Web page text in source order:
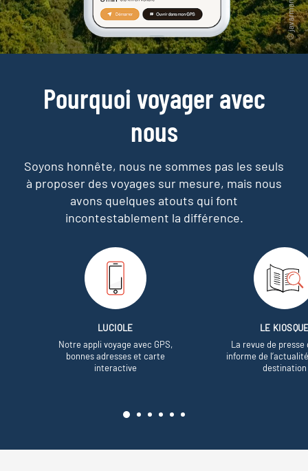
Pourquoi voyager avec
nous
Soyons honnête, nous ne sommes pas les seuls
à proposer des voyages sur mesure, mais nous
avons quelques atouts qui font
incontestablement la différence.
LUCIOLE
Notre appli voyage avec GPS,
bonnes adresses et carte
interactive
LE
La revue de presse
informe de
destination